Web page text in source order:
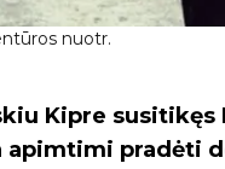
nuotr.
Kipre
pradėti